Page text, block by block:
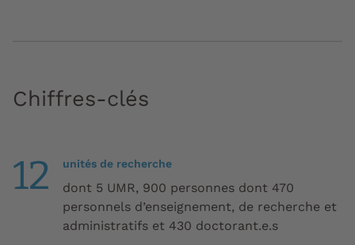
Chiffres-clés
12 unités de recherche
dont 5 UMR, 900 personnes dont 470
personnels d’enseignement, de recherche et
administratifs et 430 doctorant.e.s